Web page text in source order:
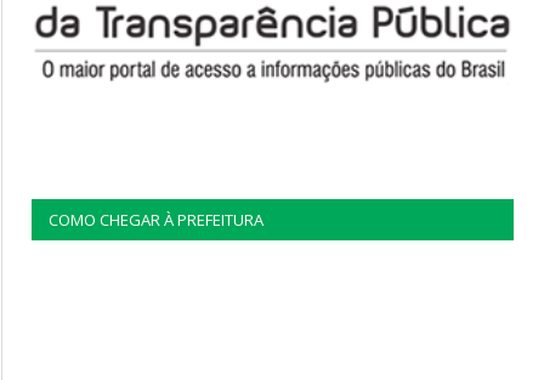
COMO CHEGAR À PREFEITURA